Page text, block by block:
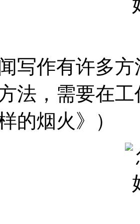
写作有许多
法，需要在
的烟火》）